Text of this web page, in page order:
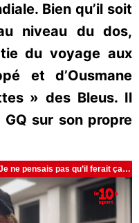
Bien qu’il soit
niveau du dos,
du voyage aux
et d’Ousmane
» des Bleus. Il
GQ sur son propre